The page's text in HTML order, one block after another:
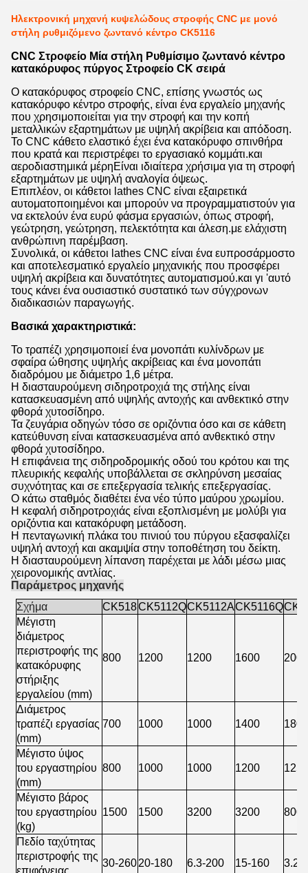
Ηλεκτρονική μηχανή κυψελώδους στροφής CNC με μονό
στήλη ρυθμιζόμενο ζωντανό κέντρο CK5116
CNC Στροφείο Μία στήλη Ρυθμίσιμο ζωντανό κέντρο
κατακόρυφος πύργος Στροφείο CK σειρά
Ο κατακόρυφος στροφείο CNC, επίσης γνωστός ως
κατακόρυφο κέντρο στροφής, είναι ένα εργαλείο μηχανής
που χρησιμοποιείται για την στροφή και την κοπή
μεταλλικών εξαρτημάτων με υψηλή ακρίβεια και απόδοση.
Το CNC κάθετο ελαστικό έχει ένα κατακόρυφο σπινθήρα
που κρατά και περιστρέφει το εργασιακό κομμάτι.και
αεροδιαστημικά μέρηΕίναι ιδιαίτερα χρήσιμα για τη στροφή
εξαρτημάτων με υψηλή αναλογία όψεως.
Επιπλέον, οι κάθετοι lathes CNC είναι εξαιρετικά
αυτοματοποιημένοι και μπορούν να προγραμματιστούν για
να εκτελούν ένα ευρύ φάσμα εργασιών, όπως στροφή,
γεώτρηση, γεώτρηση, πελεκτότητα και άλεση.με ελάχιστη
ανθρώπινη παρέμβαση.
Συνολικά, οι κάθετοι lathes CNC είναι ένα ευπροσάρμοστο
και αποτελεσματικό εργαλείο μηχανικής που προσφέρει
υψηλή ακρίβεια και δυνατότητες αυτοματισμού.και γι 'αυτό
τους κάνει ένα ουσιαστικό συστατικό των σύγχρονων
διαδικασιών παραγωγής.
Βασικά χαρακτηριστικά:
Το τραπέζι χρησιμοποιεί ένα μονοπάτι κυλίνδρων με
σφαίρα ώθησης υψηλής ακρίβειας και ένα μονοπάτι
διαδρόμου με διάμετρο 1,6 μέτρα.
Η διασταυρούμενη σιδηροτροχιά της στήλης είναι
κατασκευασμένη από υψηλής αντοχής και ανθεκτικό στην
φθορά χυτοσίδηρο.
Τα ζευγάρια οδηγών τόσο σε οριζόντια όσο και σε κάθετη
κατεύθυνση είναι κατασκευασμένα από ανθεκτικό στην
φθορά χυτοσίδηρο.
Η επιφάνεια της σιδηροδρομικής οδού του κρότου και της
πλευρικής κεφαλής υποβάλλεται σε σκληρύνση μεσαίας
συχνότητας και σε επεξεργασία τελικής επεξεργασίας.
Ο κάτω σταθμός διαθέτει ένα νέο τύπο μαύρου χρωμίου.
Η κεφαλή σιδηροτροχιάς είναι εξοπλισμένη με μολύβι για
οριζόντια και κατακόρυφη μετάδοση.
Η πενταγωνική πλάκα του πινιού του πύργου εξασφαλίζει
υψηλή αντοχή και ακαμψία στην τοποθέτηση του δείκτη.
Η διασταυρούμενη λίπανση παρέχεται με λάδι μέσω μιας
χειρονομικής αντλίας.
Παράμετρος μηχανής
Σχήμα
CK518CK5112QCK5112ACK5116Q
Μέγιστη
διάμετρος
περιστροφής της
κατακόρυφης
στήριξης
εργαλείου (mm)
800 1200 1200 1600
Διάμετρος
τραπέζι εργασίας
(mm)
700 1000 1000 1400
Μέγιστο ύψος
του εργαστηρίου
(mm)
800 1000 1000 1200
Μέγιστο βάρος
του εργαστηρίου
(kg)
1500 1500 3200 3200
Πεδίο ταχύτητας
περιστροφής της
επιφάνειας
30-26020-180 6.3-200 15-160 3.2-